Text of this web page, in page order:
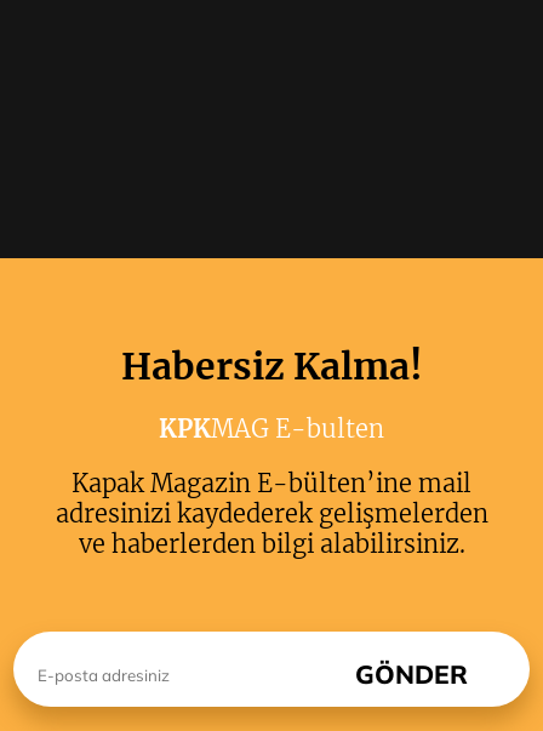
Habersiz Kalma!
KPKMAG E-bulten
Kapak Magazin E-bülten’ine mail
adresinizi kaydederek gelişmelerden
ve haberlerden bilgi alabilirsiniz.